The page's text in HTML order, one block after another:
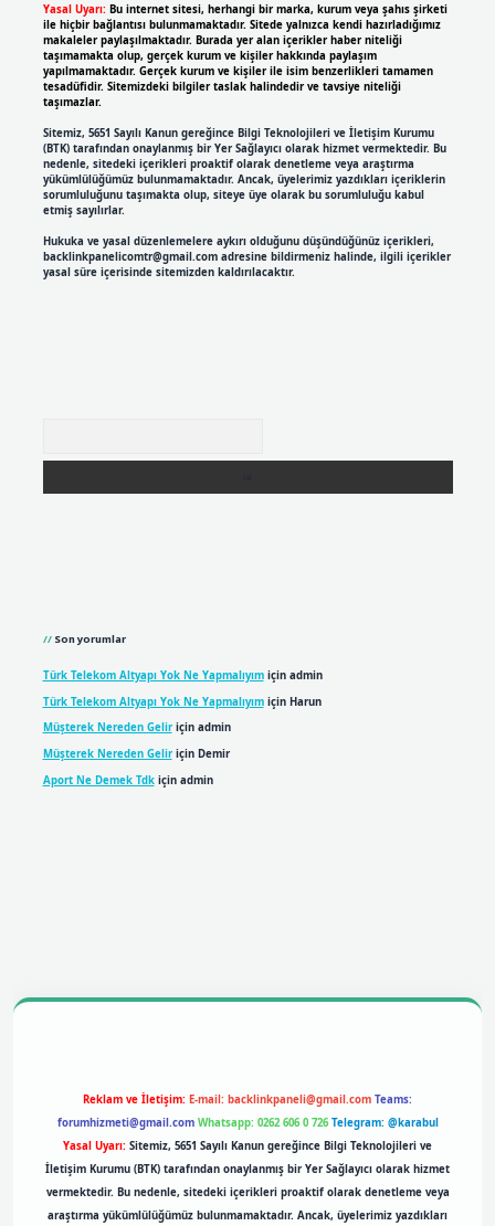
Yasal Uyarı: Bu internet sitesi, herhangi bir marka, kurum veya şahıs şirketi
ile hiçbir bağlantısı bulunmamaktadır. Sitede yalnızca kendi hazırladığımız
makaleler paylaşılmaktadır. Burada yer alan içerikler haber niteliği
taşımamakta olup, gerçek kurum ve kişiler hakkında paylaşım
yapılmamaktadır. Gerçek kurum ve kişiler ile isim benzerlikleri tamamen
tesadüfidir. Sitemizdeki bilgiler taslak halindedir ve tavsiye niteliği
taşımazlar.
Sitemiz, 5651 Sayılı Kanun gereğince Bilgi Teknolojileri ve İletişim Kurumu
(BTK) tarafından onaylanmış bir Yer Sağlayıcı olarak hizmet vermektedir. Bu
nedenle, sitedeki içerikleri proaktif olarak denetleme veya araştırma
yükümlülüğümüz bulunmamaktadır. Ancak, üyelerimiz yazdıkları içeriklerin
sorumluluğunu taşımakta olup, siteye üye olarak bu sorumluluğu kabul
etmiş sayılırlar.
Hukuka ve yasal düzenlemelere aykırı olduğunu düşündüğünüz içerikleri,
backlinkpanelicomtr@gmail.comadresine bildirmeniz halinde, ilgili içerikler
yasal süre içerisinde sitemizden kaldırılacaktır.
Son yorumlar
Türk Telekom Altyapı Yok Ne Yapmalıyımiçin admin
Türk Telekom Altyapı Yok Ne Yapmalıyımiçin Harun
Müşterek Nereden Geliriçin admin
Müşterek Nereden Geliriçin Demir
Aport Ne Demek Tdkiçin admin
Reklam ve İletişim: E-mail: backlinkpaneli@gmail.com Teams:
forumhizmeti@gmail.com Whatsapp: 0262 606 0 726 Telegram: @karabul
Yasal Uyarı: Sitemiz, 5651 Sayılı Kanun gereğince Bilgi Teknolojileri ve
İletişim Kurumu (BTK) tarafından onaylanmış bir Yer Sağlayıcı olarak hizmet
vermektedir. Bu nedenle, sitedeki içerikleri proaktif olarak denetleme veya
araştırma yükümlülüğümüz bulunmamaktadır. Ancak, üyelerimiz yazdıkları